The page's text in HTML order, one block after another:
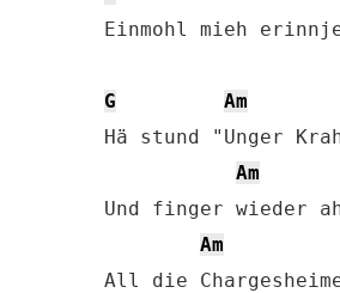
Einmohl mieh
G Am
Hä stund "Unger
Am
Und finger wieder
Am
All die